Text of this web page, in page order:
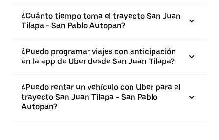
¿Cuánto tiempo toma el trayecto San Juan
Tilapa - San Pablo Autopan?
¿Puedo programar viajes con anticipación
en la app de Uber desde San Juan Tilapa?
¿Puedo rentar un vehículo con Uber para el
trayecto San Juan Tilapa - San Pablo
Autopan?